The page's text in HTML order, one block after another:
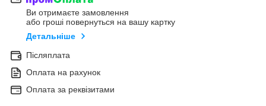
Ви отримаєте замовлення
або гроші повернуться на вашу картку
Детальніше
Післяплата
Оплата на рахунок
Оплата за реквізитами